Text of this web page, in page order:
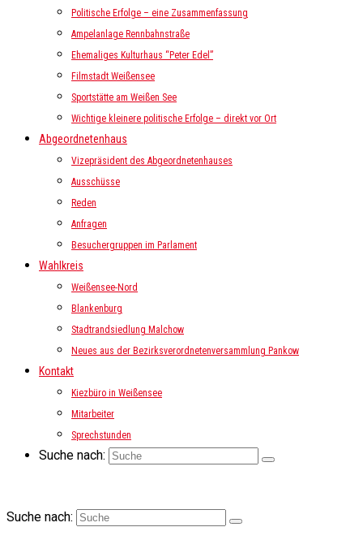
Politische Erfolge – eine Zusammenfassung
Ampelanlage Rennbahnstraße
Ehemaliges Kulturhaus “Peter Edel”
Filmstadt Weißensee
Sportstätte am Weißen See
Wichtige kleinere politische Erfolge – direkt vor Ort
Abgeordnetenhaus
Vizepräsident des Abgeordnetenhauses
Ausschüsse
Reden
Anfragen
Besuchergruppen im Parlament
Wahlkreis
Weißensee-Nord
Blankenburg
Stadtrandsiedlung Malchow
Neues aus der Bezirksverordnetenversammlung Pankow
Kontakt
Kiezbüro in Weißensee
Mitarbeiter
Sprechstunden
Suche nach:
Suche nach: